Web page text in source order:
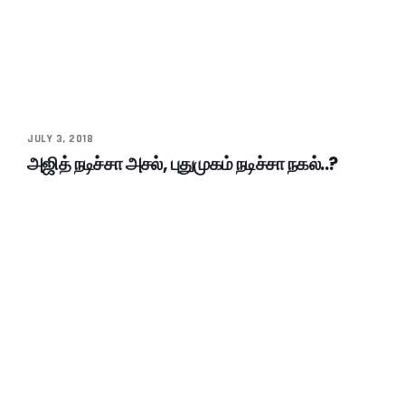
JULY 3, 2018
அஜித் நடிச்சா அசல், புதுமுகம் நடிச்சா நகல்..?